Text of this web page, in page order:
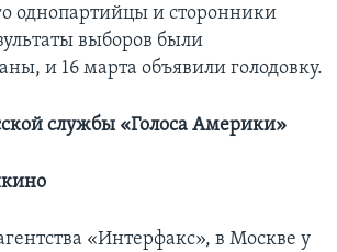
однопартийцы и сторонники
выборов были
и 16 марта объявили голодовку.
службы «Голоса Америки»
«Интерфакс», в Москве у